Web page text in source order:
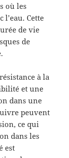
où les
Cette
de vie
de
à la
et une
dans une
peuvent
ce qui
dans les
est